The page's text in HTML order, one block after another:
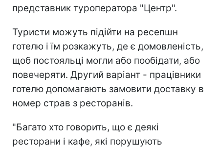
представник туроператора "Центр".
Туристи можуть підійти на ресепшн
готелю і їм розкажуть, де є домовленість,
щоб постояльці могли або пообідати, або
повечеряти. Другий варіант - працівники
готелю допомагають замовити доставку в
номер страв з ресторанів.
"Багато хто говорить, що є деякі
ресторани і кафе, які порушують